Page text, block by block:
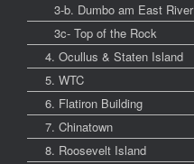
3-b. Dumbo am East River
3c- Top of the Rock
4. Ocullus & Staten Island
5. WTC
6. Flatiron Building
7. Chinatown
8. Roosevelt Island